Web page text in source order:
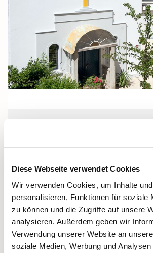
Diese Webseite verwendet Cookies
Wir verwenden Cookies, um Inhalte
personalisieren, Funktionen für soziale
zu können und die Zugriffe auf unsere
analysieren. Außerdem geben wir
Verwendung unserer Website an
soziale Medien, Werbung und
Sonntag, 23. Januar 2028,
Stella Maris Kirche, Binz,
2, 18609 Binz